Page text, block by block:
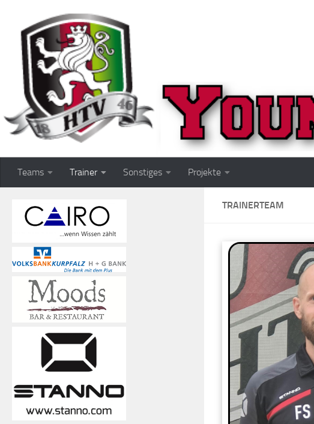
Zum Inhalt springen
Teams Trainer Sonstiges Projekte
TRAINERTEAM